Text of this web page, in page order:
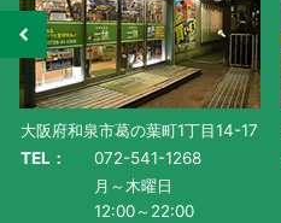
大阪府和泉市葛の葉町1丁目14-17
TEL：
072-541-1268
月～木曜日
12:00～22:00